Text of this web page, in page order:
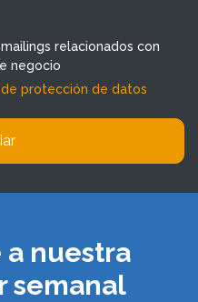
relacionados con
negocio
protección de datos
nuestra
semanal